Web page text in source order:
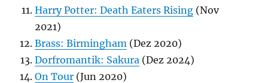
Harry Potter: Death Eaters Rising (Nov
2021)
Brass: Birmingham (Dez 2020)
Dorfromantik: Sakura (Dez 2024)
On Tour (Jun 2020)